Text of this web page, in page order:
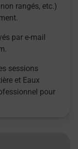
rangés, etc.)
par e-mail
sessions
et Eaux
pour